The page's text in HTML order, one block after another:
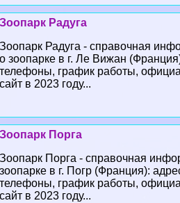
Зоопарк Радуга
Зоопарк Радуга - справочная
о зоопарке в г. Ле Вижан
телефоны, график работы,
сайт в 2023 году...
Зоопарк Порга
Зоопарк Порга - справочная
зоопарке в г. Погр (Франция):
телефоны, график работы,
сайт в 2023 году...